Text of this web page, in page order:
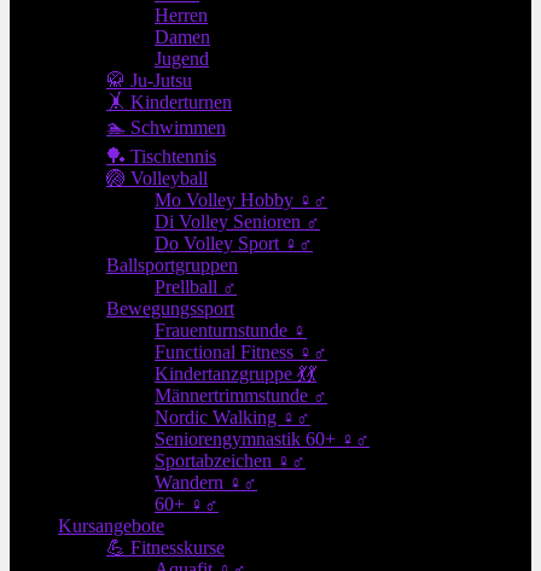
Herren
Damen
Jugend
🥋 Ju-Jutsu
🤸 Kinderturnen
🏊 Schwimmen
🏓 Tischtennis
🏐 Volleyball
Mo Volley Hobby ♀♂
Di Volley Senioren ♂
Do Volley Sport ♀♂
Ballsportgruppen
Prellball ♂
Bewegungssport
Frauenturnstunde ♀
Functional Fitness ♀♂
Kindertanzgruppe 💃💃
Männertrimmstunde ♂
Nordic Walking ♀♂
Seniorengymnastik 60+ ♀♂
Sportabzeichen ♀♂
Wandern ♀♂
60+ ♀♂
Kursangebote
💪 Fitnesskurse